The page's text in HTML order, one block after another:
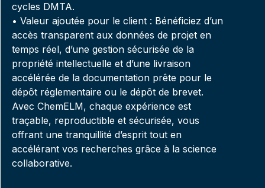
cycles DMTA.
• Valeur ajoutée pour le client : Bénéficiez d’un
accès transparent aux données de projet en
temps réel, d’une gestion sécurisée de la
propriété intellectuelle et d’une livraison
accélérée de la documentation prête pour le
dépôt réglementaire ou le dépôt de brevet.
Avec ChemELM, chaque expérience est
traçable, reproductible et sécurisée, vous
offrant une tranquillité d’esprit tout en
accélérant vos recherches grâce à la science
collaborative.